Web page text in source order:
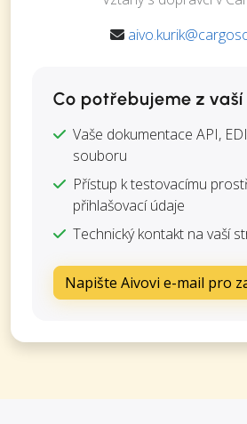
Co potřebujeme z
Vaše dokumentace API,
souboru
Přístup k testovacímu
přihlašovací údaje
Technický kontakt na vaší
Napište Aivovi e-mail pro